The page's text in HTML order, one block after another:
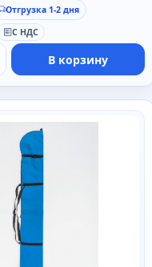
Отгрузка 1-2 дня
С НДС
В корзину